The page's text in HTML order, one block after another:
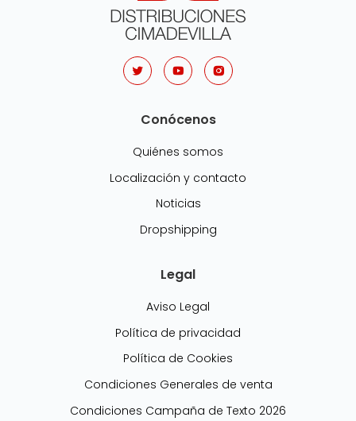
Conócenos
Quiénes somos
Localización y contacto
Noticias
Dropshipping
Legal
Aviso Legal
Política de privacidad
Política de Cookies
Condiciones Generales de venta
Condiciones Campaña de Texto 2026